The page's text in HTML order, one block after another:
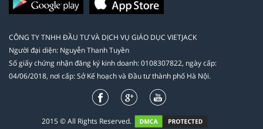
CÔNG TY TNHH ĐẦU TƯ VÀ DỊCH VỤ GIÁO DỤC VIETJACK
Người đại diện: Nguyễn Thanh Tuyền
Số giấy chứng nhận đăng ký kinh doanh: 0108307822, ngày cấp:
04/06/2018, nơi cấp: Sở Kế hoạch và Đầu tư thành phố Hà Nội.
2015 © All Rights Reserved.